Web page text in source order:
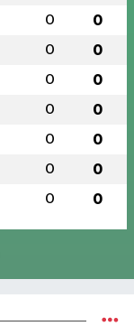
0 0
0 0
0 0
0 0
0 0
0 0
0 0